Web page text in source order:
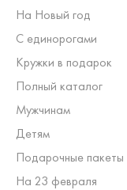
На Новый год
С единорогами
Кружки в подарок
Полный каталог
Мужчинам
Детям
Подарочные пакеты
На 23 февраля